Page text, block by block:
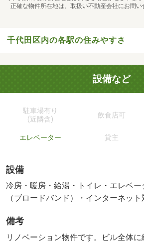
正確な物件所在地は、取扱い不動産会社にお問い
千代田区内の各駅の住みやすさ
設備など
駐車場有り
(近隣含)
飲食店可
エレベーター 貸主
設備
冷房・暖房・給湯・トイレ・エレベ
（ブロードバンド）・インターネッ
備考
リノベーション物件です。ビル全体